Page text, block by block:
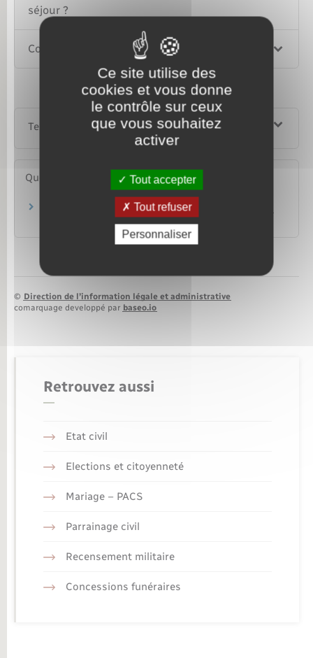
séjour ?
Comment renouveler la carte de séjour ?
Textes de référence
Questions ? Réponses !
Qu'est-ce qu'un récépissé de demande de titre
© Direction de l’information légale et administrative
comarquage developpé par baseo.io
Retrouvez aussi
Etat civil
Elections et citoyenneté
Mariage – PACS
Parrainage civil
Recensement militaire
Concessions funéraires
Ce site utilise des
cookies et vous donne
le contrôle sur ceux
que vous souhaitez
activer
Tout accepter
Tout refuser
Personnaliser